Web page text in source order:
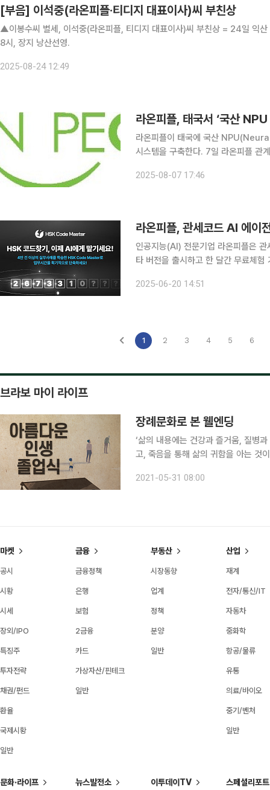
[부음] 이석중(라온피플·티디지 대표이사)씨 부친상
▲이봉수씨 별세, 이석중(라온피플, 티디지 대표이사)씨 부친상 = 24일 익
8시, 장지 낭산선영.
2025-08-24 12:49
라온피플이 태국에 국산
시스템을 구축한다. 7일 라온피플 관계자는 “해외 실증사업 수주를 통해 국산 NPU 기반 엣지
공급한다”며 “밀수, 방범, 재해, 교통
2025-08-07 17:46
라온피플, 관세코드 AI 에이
인공지능(AI) 전문기업 라온피플은
타 버전을 출시하고 한 달간 무료체험 기회를 제공
으로 자동화해주는 서비스다. 실무자
2025-06-20 14:51
1 2 3 4 5 6
브라보 마이 라이프
장례문화로 본 웰엔딩
‘삶의 내용에는 건강과 즐거움, 질병
고, 죽음을 통해 삶의 귀함을 아는 것
것이다. 최근 변화하는 장례 문화를
2021-05-31 08:00
마켓
공시
시황
시세
장외/IPO
특징주
투자전략
채권/펀드
환율
국제시황
일반
금융
금융정책
은행
보험
2금융
카드
가상자산/핀테크
일반
부동산
시장동향
업계
정책
분양
일반
산업
재계
전자/통신/IT
자동차
중화학
항공/물류
유통
의료/바이오
중기/벤처
일반
문화·라이프 뉴스발전소 이투데이TV 스페셜리포트